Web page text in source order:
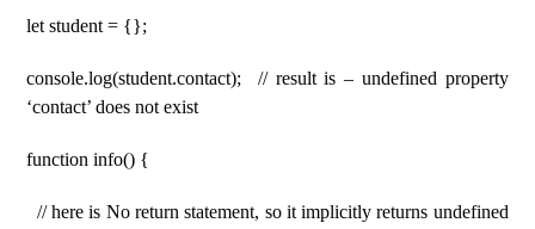
let student = {};
console.log(student.contact); // result is – undefined property
‘contact’ does not exist
function info() {
// here is No return statement, so it implicitly returns undefined